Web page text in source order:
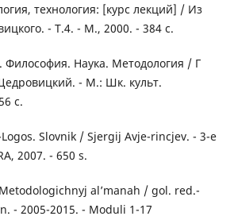
технология: [курс лекций] / Из
- Т.4. - М., 2000. - 384 с.
Наука. Методология / Г
- М.: Шк. культ.
с.
Slovnik / Sjergij Avje-rincjev. - 3-e
2007. - 650 s.
al’manah / gol. red.-
- 2005-2015. - Moduli 1-17